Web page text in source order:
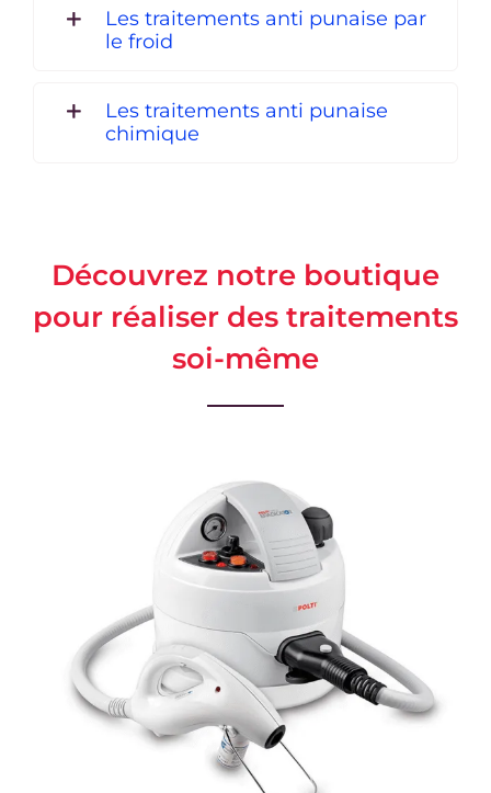
Les traitements anti punaise par
le froid
Les traitements anti punaise
chimique
Découvrez notre boutique
pour réaliser des traitements
soi-même